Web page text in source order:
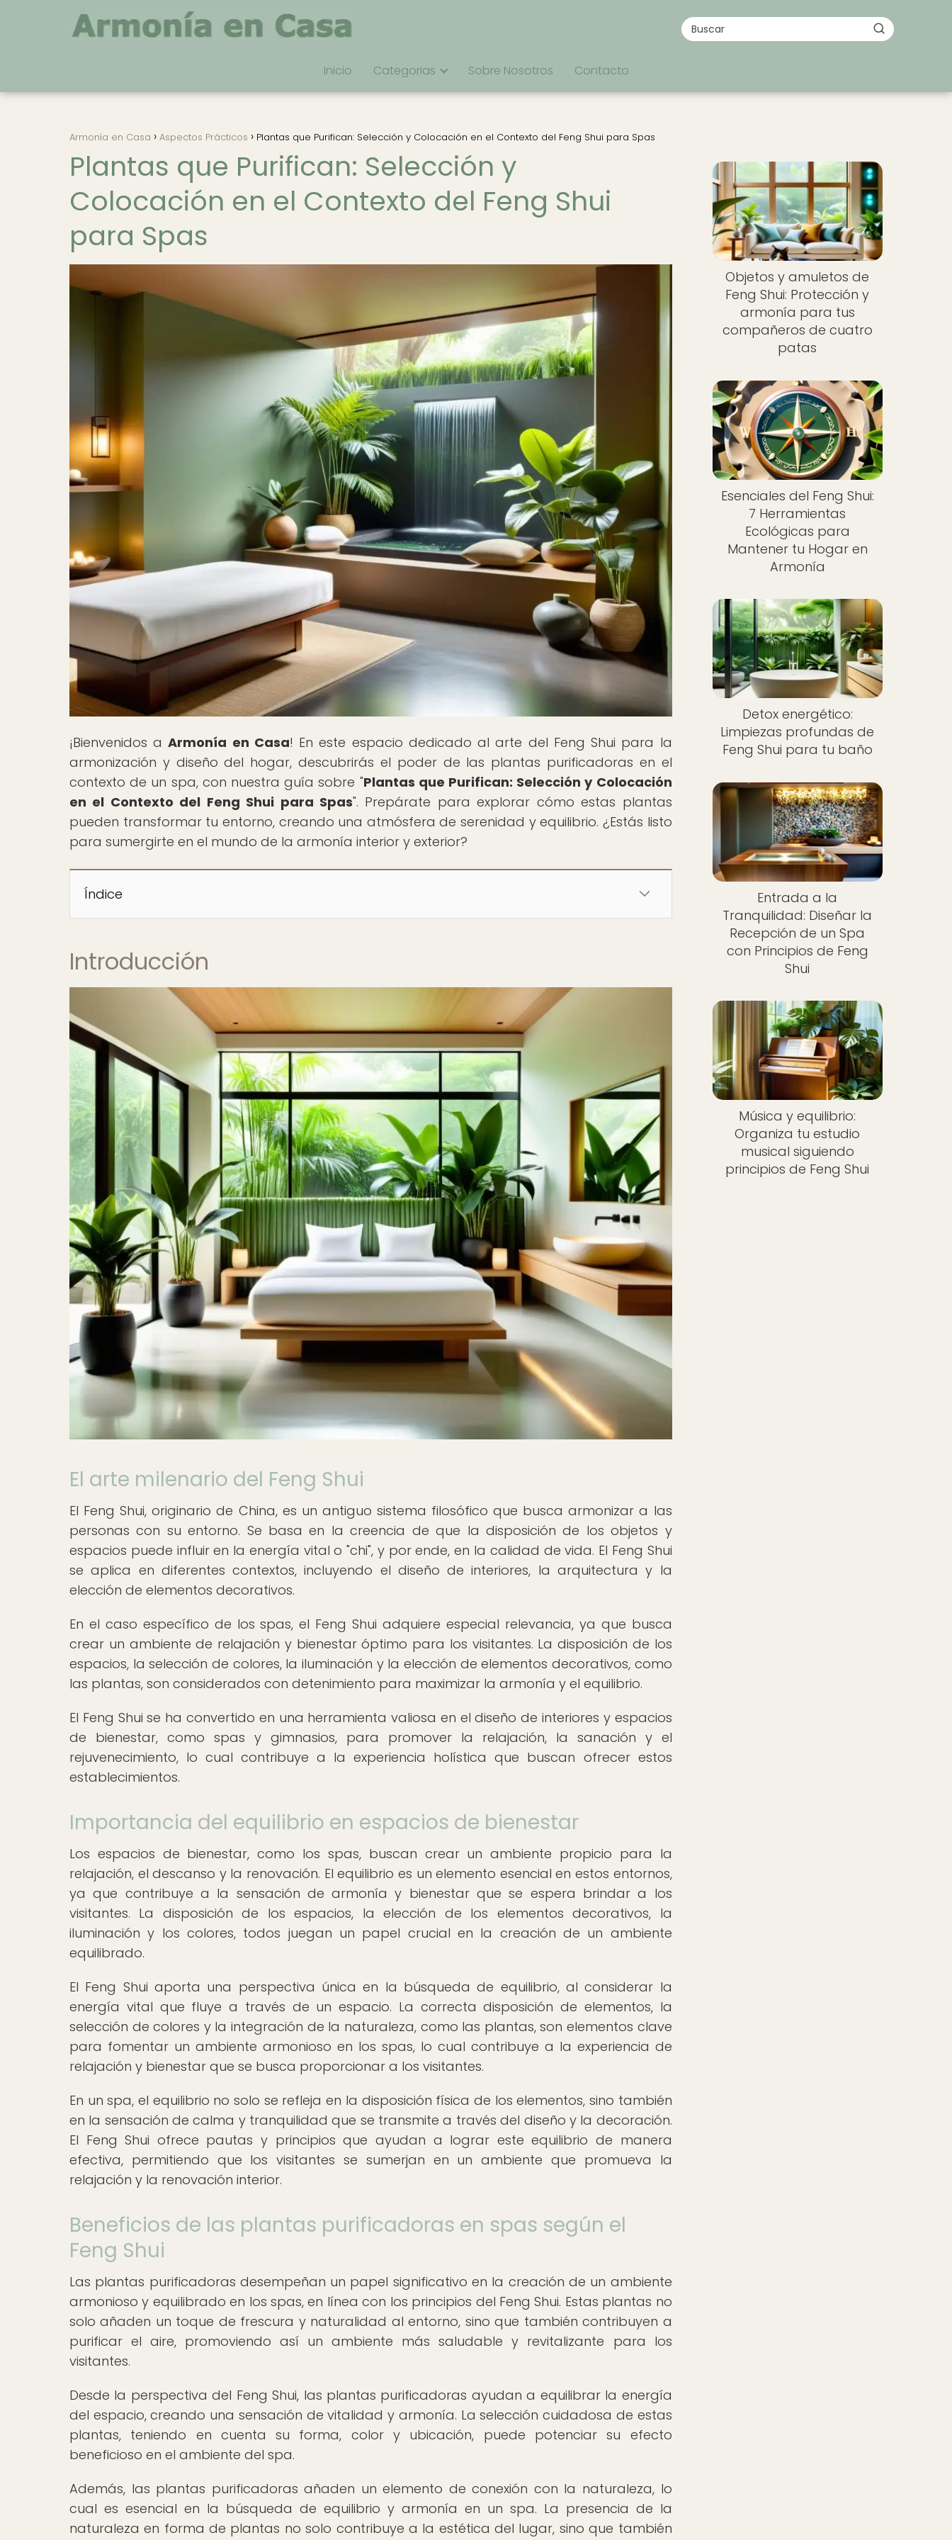
Inicio Categorias Sobre Nosotros Contacto
Armonía en Casa Aspectos Prácticos Plantas que Purifican: Selección y Colocación en el Contexto del Feng Shui para Spas
Plantas que Purifican: Selección y
Colocación en el Contexto del Feng Shui
para Spas
¡Bienvenidos aArmonía en Casa! En este espacio dedicado al arte del Feng Shui para la
armonización y diseño del hogar, descubrirás el poder de las plantas purificadoras en el
contexto de un spa, con nuestra guía sobre "Plantas que Purifican: Selección y Colocación
en el Contexto del Feng Shui para Spas". Prepárate para explorar cómo estas plantas
pueden transformar tu entorno, creando una atmósfera de serenidad y equilibrio. ¿Estás listo
para sumergirte en el mundo de la armonía interior y exterior?
Índice
Introducción
El arte milenario del Feng Shui
El Feng Shui, originario de China, es un antiguo sistema filosófico que busca armonizar a las
personas con su entorno. Se basa en la creencia de que la disposición de los objetos y
espacios puede influir en la energía vital o "chi", y por ende, en la calidad de vida. El Feng Shui
se aplica en diferentes contextos, incluyendo el diseño de interiores, la arquitectura y la
elección de elementos decorativos.
En el caso específico de los spas, el Feng Shui adquiere especial relevancia, ya que busca
crear un ambiente de relajación y bienestar óptimo para los visitantes. La disposición de los
espacios, la selección de colores, la iluminación y la elección de elementos decorativos, como
las plantas, son considerados con detenimiento para maximizar la armonía y el equilibrio.
El Feng Shui se ha convertido en una herramienta valiosa en el diseño de interiores y espacios
de bienestar, como spas y gimnasios, para promover la relajación, la sanación y el
rejuvenecimiento, lo cual contribuye a la experiencia holística que buscan ofrecer estos
establecimientos.
Importancia del equilibrio en espacios de bienestar
Los espacios de bienestar, como los spas, buscan crear un ambiente propicio para la
relajación, el descanso y la renovación. El equilibrio es un elemento esencial en estos entornos,
ya que contribuye a la sensación de armonía y bienestar que se espera brindar a los
visitantes. La disposición de los espacios, la elección de los elementos decorativos, la
iluminación y los colores, todos juegan un papel crucial en la creación de un ambiente
equilibrado.
El Feng Shui aporta una perspectiva única en la búsqueda de equilibrio, al considerar la
energía vital que fluye a través de un espacio. La correcta disposición de elementos, la
selección de colores y la integración de la naturaleza, como las plantas, son elementos clave
para fomentar un ambiente armonioso en los spas, lo cual contribuye a la experiencia de
relajación y bienestar que se busca proporcionar a los visitantes.
En un spa, el equilibrio no solo se refleja en la disposición física de los elementos, sino también
en la sensación de calma y tranquilidad que se transmite a través del diseño y la decoración.
El Feng Shui ofrece pautas y principios que ayudan a lograr este equilibrio de manera
efectiva, permitiendo que los visitantes se sumerjan en un ambiente que promueva la
relajación y la renovación interior.
Beneficios de las plantas purificadoras en spas según el
Feng Shui
Las plantas purificadoras desempeñan un papel significativo en la creación de un ambiente
armonioso y equilibrado en los spas, en línea con los principios del Feng Shui. Estas plantas no
solo añaden un toque de frescura y naturalidad al entorno, sino que también contribuyen a
purificar el aire, promoviendo así un ambiente más saludable y revitalizante para los
visitantes.
Desde la perspectiva del Feng Shui, las plantas purificadoras ayudan a equilibrar la energía
del espacio, creando una sensación de vitalidad y armonía. La selección cuidadosa de estas
plantas, teniendo en cuenta su forma, color y ubicación, puede potenciar su efecto
beneficioso en el ambiente del spa.
Además, las plantas purificadoras añaden un elemento de conexión con la naturaleza, lo
cual es esencial en la búsqueda de equilibrio y armonía en un spa. La presencia de la
naturaleza en forma de plantas no solo contribuye a la estética del lugar, sino que también
Objetos y amuletos de
Feng Shui: Protección y
armonía para tus
compañeros de cuatro
patas
Esenciales del Feng Shui:
7 Herramientas
Ecológicas para
Mantener tu Hogar en
Armonía
Detox energético:
Limpiezas profundas de
Feng Shui para tu baño
Entrada a la
Tranquilidad: Diseñar la
Recepción de un Spa
con Principios de Feng
Shui
Música y equilibrio:
Organiza tu estudio
musical siguiendo
principios de Feng Shui